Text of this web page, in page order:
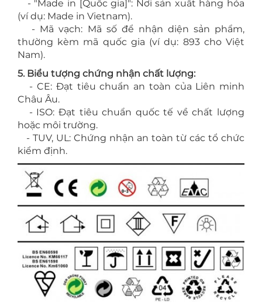
- "Made in [Quốc gia]": Nơi sản xuất hàng hóa
(ví dụ: Made in Vietnam).
- Mã vạch: Mã số để nhận diện sản phẩm,
thường kèm mã quốc gia (ví dụ: 893 cho Việt
Nam).
5. Biểu tượng chứng nhận chất lượng:
- CE: Đạt tiêu chuẩn an toàn của Liên minh
Châu Âu.
- ISO: Đạt tiêu chuẩn quốc tế về chất lượng
hoặc môi trường.
- TUV, UL: Chứng nhận an toàn từ các tổ chức
kiểm định.